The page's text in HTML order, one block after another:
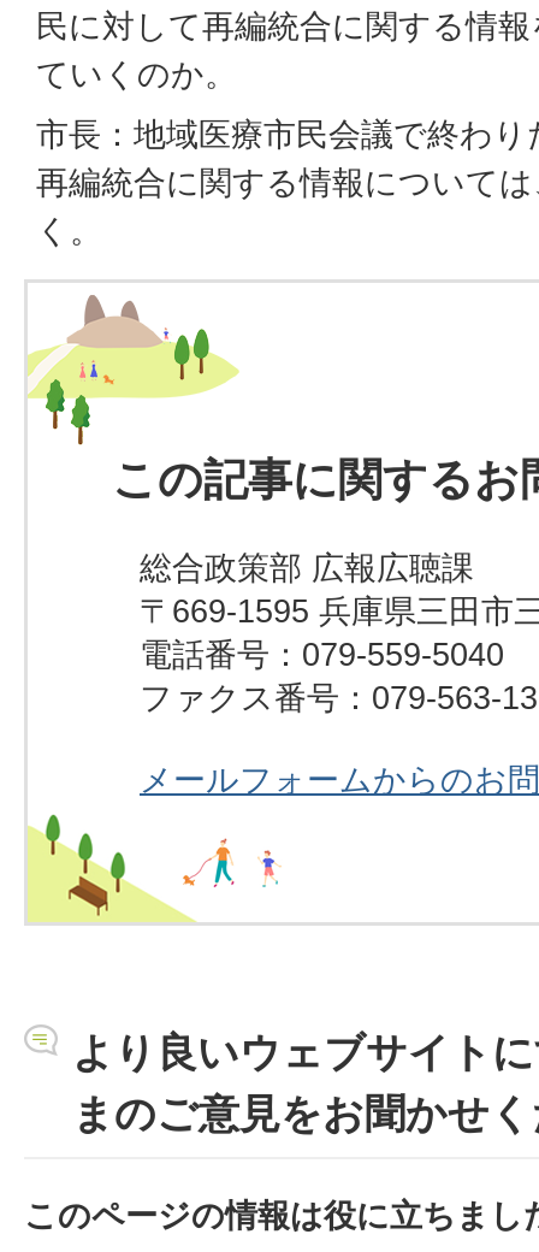
民に対して再編統合に関する情
ていくのか。
市長：地域医療市民会議で終わ
再編統合に関する情報について
く。
この記事に関するお
総合政策部 広報広聴課
〒669-1595 兵庫県三田市
電話番号：079-559-5040
ファクス番号：079-563-
メールフォームからのお
より良いウェブサイト
まのご意見をお聞かせ
このページの情報は役に立ちまし